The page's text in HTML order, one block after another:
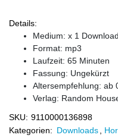
Details:
Medium: x 1 Download
Format: mp3
Laufzeit: 65 Minuten
Fassung: Ungekürzt
Altersempfehlung: ab
Verlag: Random
SKU: 9110000136898
Kategorien: Downloads